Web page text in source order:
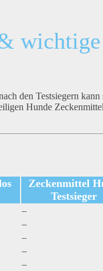
wichtige
den Testsiegern kann
Hunde
Zeckenmittel
Testsieger
–
–
–
–
–